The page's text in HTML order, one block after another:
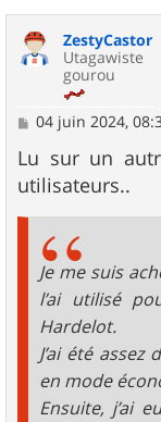
ZestyCastor
Utagawiste
gourou
M
s
s
a
04 juin 2024,
Lu sur un
utilisateurs..
Je me suis
l’ai utilisé
Hardelot.
J’ai été assez
en mode
Ensuite, j’ai